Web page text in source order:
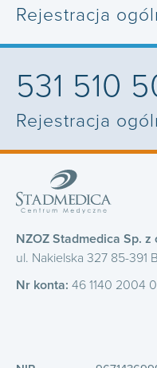
Rejestracja
531 510
Rejestracja
NZOZ Stadmedica Sp. z
ul. Nakielska 327 85-391
Nr konta: 46 1140 2004